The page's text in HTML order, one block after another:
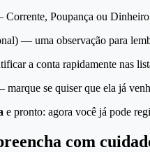
Poupança ou
— uma observação para
a conta rapidamente nas
marque se quiser que ela já
e pronto: agora você já pode
com